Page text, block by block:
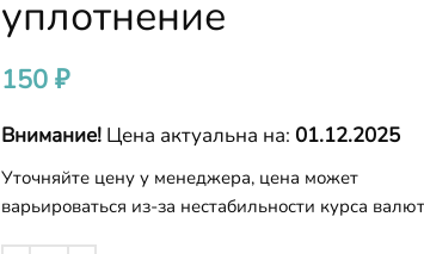
уплотнение
150₽
Внимание! Цена актуальна на: 01.12.2025
Уточняйте цену у менеджера, цена может
варьироваться из-за нестабильности курса